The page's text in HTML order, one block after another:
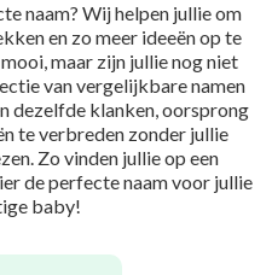
naam? Wij helpen jullie om
en zo meer ideeën op te
maar zijn jullie nog niet
van vergelijkbare namen
dezelfde klanken, oorsprong
te verbreden zonder jullie
Zo vinden jullie op een
de perfecte naam voor jullie
baby!